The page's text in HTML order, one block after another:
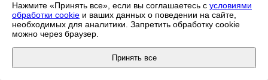
Террасная доска из лиственницы - сорт B
(45мм×120мм×4м)
Нажмите «Принять все», если вы соглашаетесь с условиями
обработки cookie и ваших данных о поведении на сайте,
необходимых для аналитики. Запретить обработку cookie
можно через браузер.
Принять все